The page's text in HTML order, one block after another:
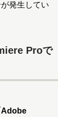
発生してい
Proで
Adobe